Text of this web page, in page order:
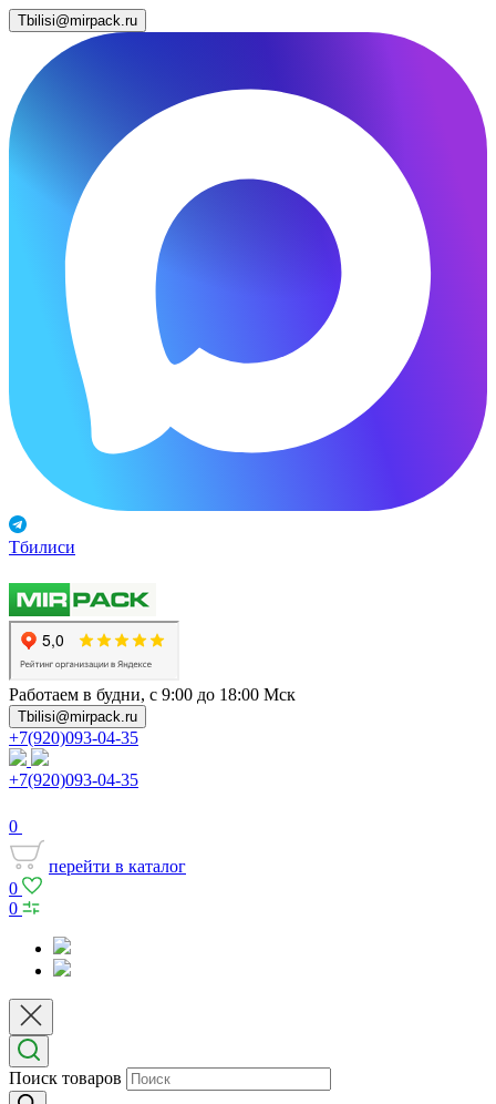
Tbilisi@mirpack.ru
Тбилиси
Работаем в будни, с 9:00 до 18:00 Мск
Tbilisi@mirpack.ru
+7(920)093-04-35
+7(920)093-04-35
0
перейти в каталог
0
0
Поиск товаров